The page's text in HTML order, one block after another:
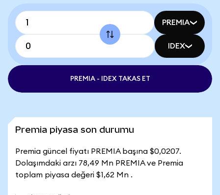
PREMIA
IDEX
PREMIA - IDEX TAKAS ET
Premia piyasa son durumu
Premia güncel fiyatı PREMIA başına $0,0207.
Dolaşımdaki arzı 78,49 Mn PREMIA ve Premia
toplam piyasa değeri $1,62 Mn .